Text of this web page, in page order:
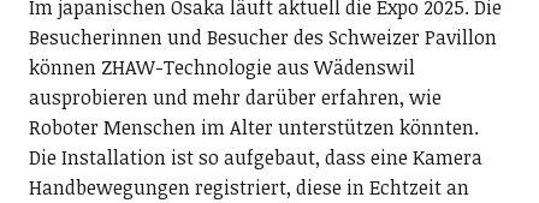
Im japanischen Osaka läuft aktuell die Expo 2025. Die
Besucherinnen und Besucher des Schweizer Pavillon
können ZHAW-Technologie aus Wädenswil
ausprobieren und mehr darüber erfahren, wie
Roboter Menschen im Alter unterstützen könnten.
Die Installation ist so aufgebaut, dass eine Kamera
Handbewegungen registriert, diese in Echtzeit an